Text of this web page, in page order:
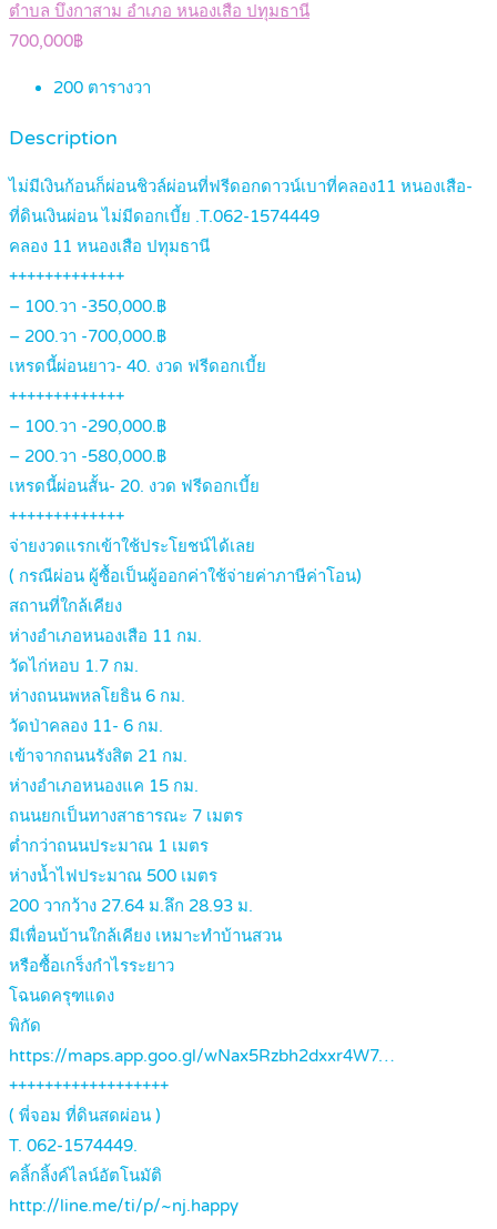
ตำบล บึงกาสาม อำเภอ หนองเสือ ปทุมธานี
700,000฿
200 ตารางวา
Description
ไม่มีเงินก้อนก็ผ่อนชิวล์ผ่อนที่ฟรีดอกดาวน์เบาที่คลอง11 หนองเสือ-
ที่ดินเงินผ่อน ไม่มีดอกเบี้ย .T.062-1574449
คลอง 11 หนองเสือ ปทุมธานี
+++++++++++++
– 100.วา -350,000.฿
– 200.วา -700,000.฿
เหรดนี้ผ่อนยาว- 40. งวด ฟรีดอกเบี้ย
+++++++++++++
– 100.วา -290,000.฿
– 200.วา -580,000.฿
เหรดนี้ผ่อนสั้น- 20. งวด ฟรีดอกเบี้ย
+++++++++++++
จ่ายงวดแรกเข้าใช้ประโยชน์ได้เลย
( กรณีผ่อน ผู้ซื้อเป็นผู้ออกค่าใช้จ่ายค่าภาษีค่าโอน)
สถานที่ใกล้เคียง
ห่างอำเภอหนองเสือ 11 กม.
วัดไก่หอบ 1.7 กม.
ห่างถนนพหลโยธิน 6 กม.
วัดป่าคลอง 11- 6 กม.
เข้าจากถนนรังสิต 21 กม.
ห่างอำเภอหนองแค 15 กม.
ถนนยกเป็นทางสาธารณะ 7 เมตร
ต่ำกว่าถนนประมาณ 1 เมตร
ห่างน้ำไฟประมาณ 500 เมตร
200 วากว้าง 27.64 ม.ลึก 28.93 ม.
มีเพื่อนบ้านใกล้เคียง เหมาะทำบ้านสวน
หรือซื้อเกร็งกำไรระยาว
โฉนดครุฑแดง
พิกัด
https://maps.app.goo.gl/wNax5Rzbh2dxxr4W7…
++++++++++++++++++
( พี่จอม ที่ดินสดผ่อน )
T. 062-1574449.
คลิ้กลิ้งค์ไลน์อัตโนมัติ
http://line.me/ti/p/~nj.happy